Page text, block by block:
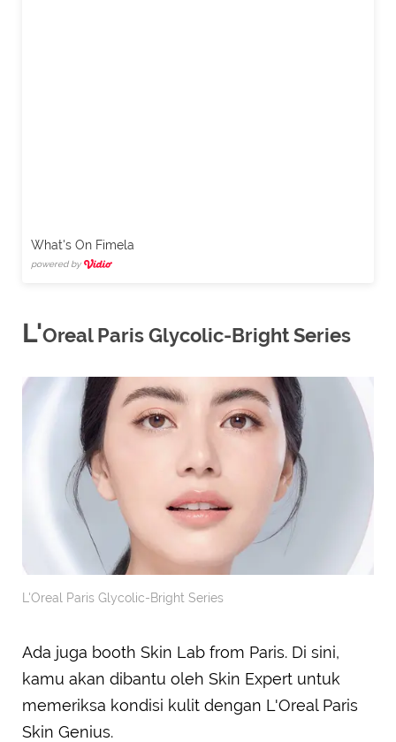
What's On Fimela
powered by
L'Oreal Paris Glycolic-Bright Series
L'Oreal Paris Glycolic-Bright Series
Ada juga booth Skin Lab from Paris. Di sini,
kamu akan dibantu oleh Skin Expert untuk
memeriksa kondisi kulit dengan L'Oreal Paris
Skin Genius.